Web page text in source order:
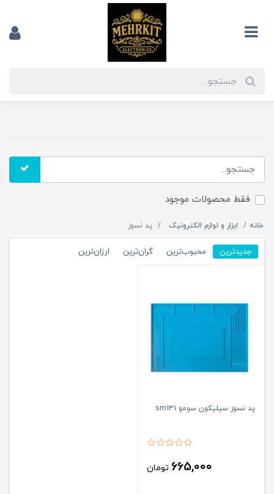
فقط محصولات موجود
خانه ابزار و لوازم الکترونیک پد نسوز
جدیدترین محبوب‌ترین گران‌ترین ارزان‌ترین
پد نسوز سیلیکون سومو sm131
665,000 تومان